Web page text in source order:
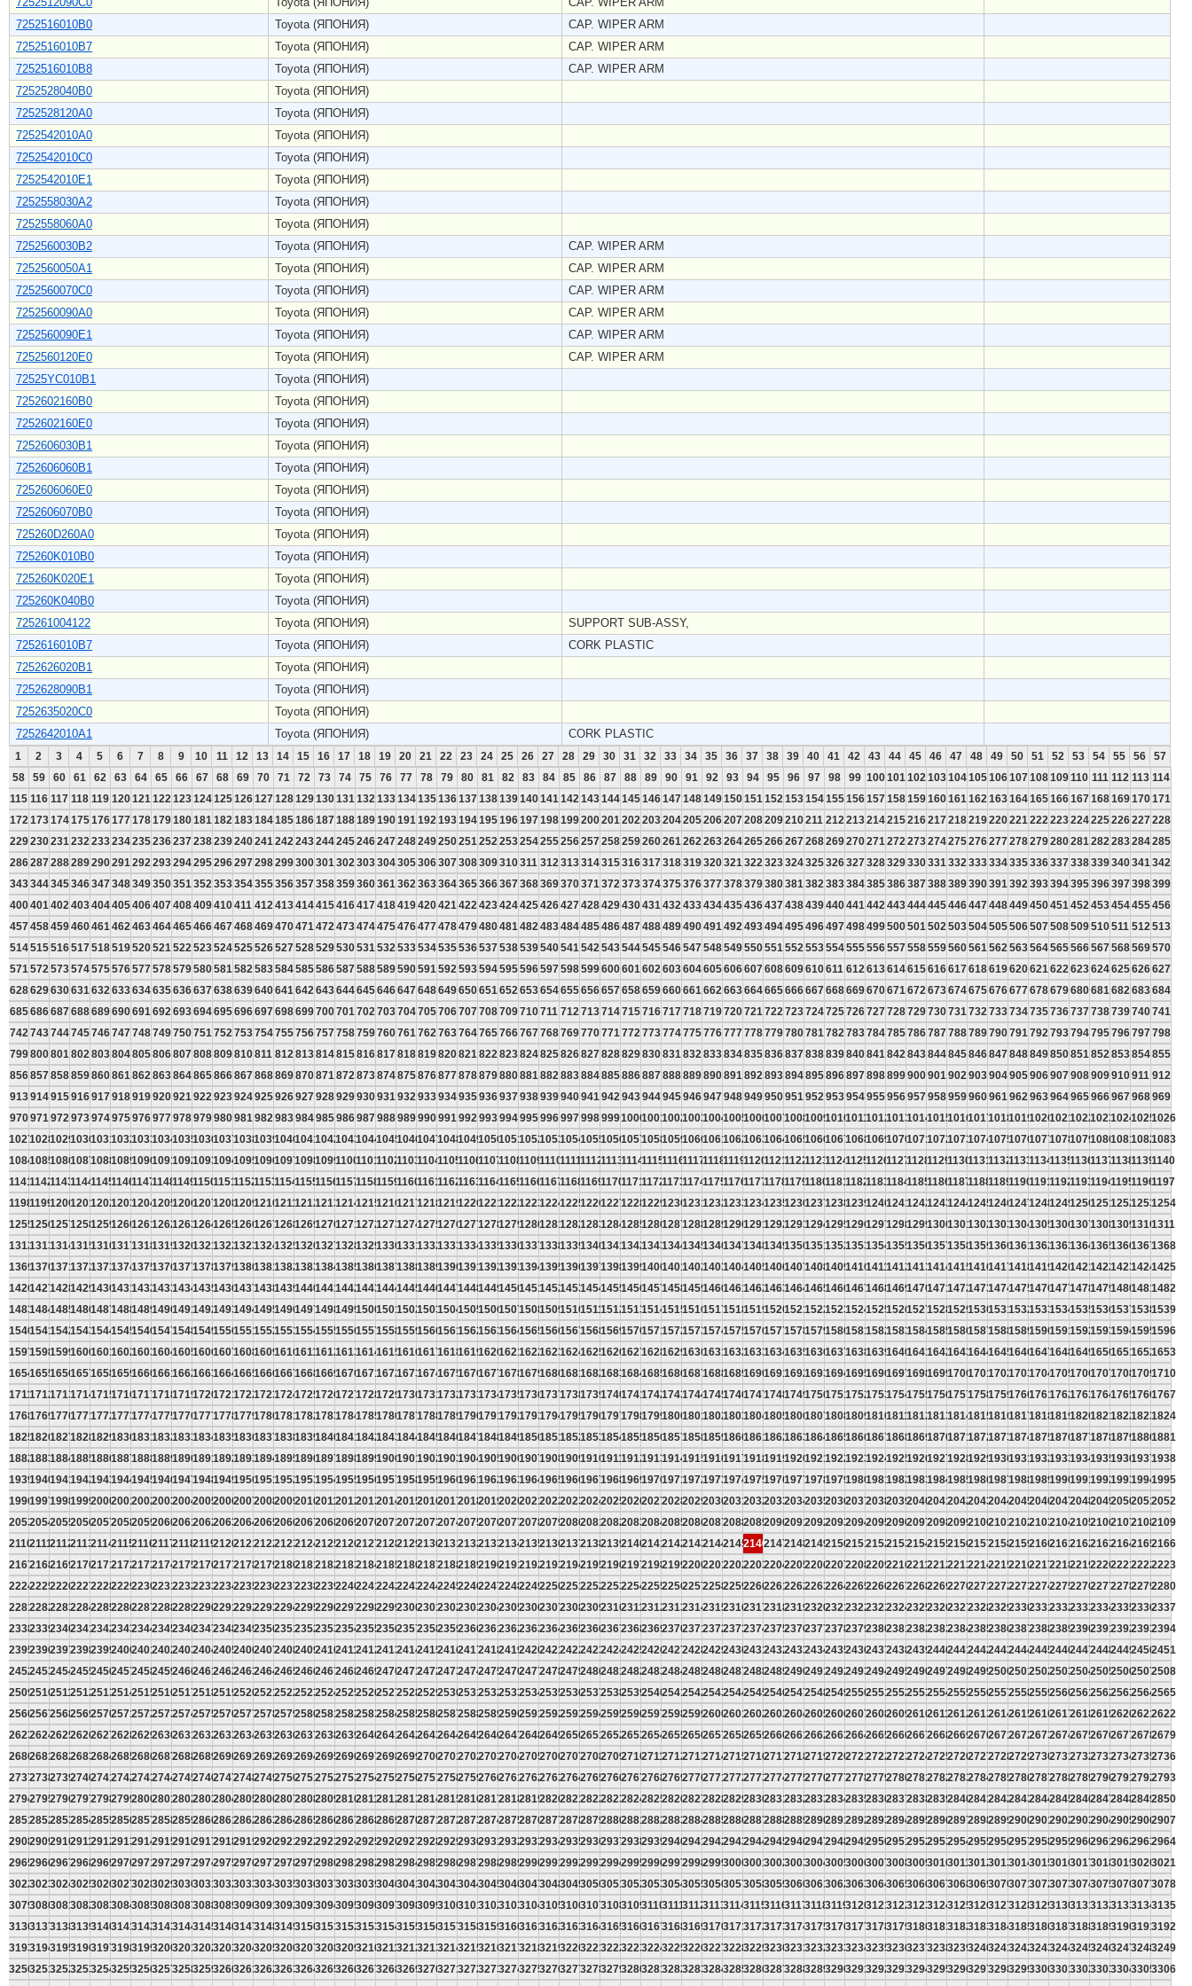
7252516010B0
Toyota (ЯПОНИЯ)
CAP. WIPER ARM
7252516010B7
Toyota (ЯПОНИЯ)
CAP. WIPER ARM
7252516010B8
Toyota (ЯПОНИЯ)
CAP. WIPER ARM
7252528040B0
Toyota (ЯПОНИЯ)
7252528120A0
Toyota (ЯПОНИЯ)
7252542010A0
Toyota (ЯПОНИЯ)
7252542010C0
Toyota (ЯПОНИЯ)
7252542010E1
Toyota (ЯПОНИЯ)
7252558030A2
Toyota (ЯПОНИЯ)
7252558060A0
Toyota (ЯПОНИЯ)
7252560030B2
Toyota (ЯПОНИЯ)
CAP. WIPER ARM
7252560050A1
Toyota (ЯПОНИЯ)
CAP. WIPER ARM
7252560070C0
Toyota (ЯПОНИЯ)
CAP. WIPER ARM
7252560090A0
Toyota (ЯПОНИЯ)
CAP. WIPER ARM
7252560090E1
Toyota (ЯПОНИЯ)
CAP. WIPER ARM
7252560120E0
Toyota (ЯПОНИЯ)
CAP. WIPER ARM
72525YC010B1
Toyota (ЯПОНИЯ)
7252602160B0
Toyota (ЯПОНИЯ)
7252602160E0
Toyota (ЯПОНИЯ)
7252606030B1
Toyota (ЯПОНИЯ)
7252606060B1
Toyota (ЯПОНИЯ)
7252606060E0
Toyota (ЯПОНИЯ)
7252606070B0
Toyota (ЯПОНИЯ)
725260D260A0
Toyota (ЯПОНИЯ)
725260K010B0
Toyota (ЯПОНИЯ)
725260K020E1
Toyota (ЯПОНИЯ)
725260K040B0
Toyota (ЯПОНИЯ)
725261004122
Toyota (ЯПОНИЯ)
SUPPORT SUB-ASSY,
7252616010B7
Toyota (ЯПОНИЯ)
CORK PLASTIC
7252626020B1
Toyota (ЯПОНИЯ)
7252628090B1
Toyota (ЯПОНИЯ)
7252635020C0
Toyota (ЯПОНИЯ)
7252642010A1
Toyota (ЯПОНИЯ) CORK PLASTIC
1 2 3 4 5 6 7 8 9 10 11 12 13 14 15 16 17 18 19 20 21 22 23 24 25 26 27 28 29 30 31 32 33 34 35 36 37 38 39 40 41 42 43 44 45 46 47 48 49 50 51 52 53 54 55 56
57
58
59 60 61 62 63 64 65 66 67 68 69 70 71 72 73 74 75 76 77 78 79 80 81 82 83 84 85 86 87 88 89 90 91 92 93 94 95 96 97 98 99 100101 102 103104105106107108109110 111 112 113 114
115 116 117 118 119 120121 122 123124125126127128129130131 132 133134135136137138139140141 142 143144145146147148149150151 152 153154155156157158159160161 162 163164165166167168169170171
172 173174175176177178179180181 182 183184185186187188189190191 192 193194195196197198199200201 202 203204205206207208209210211 212 213214215216217218219220221 222 223224225226227228
229230231 232 233234235236237238239240241 242 243244245246247248249250251 252 253254255256257258259260261 262 263264265266267268269270271 272 273274275276277278279280281 282 283284285
286287288289290291 292 293294295296297298299300301 302 303304305306307308309310311 312 313314315316317318319320321 322 323324325326327328329330331 332 333334335336337338339340341 342
343344345346347348349350351 352 353354355356357358359360361 362 363364365366367368369370371 372 373374375376377378379380381 382 383384385386387388389390391 392 393394395396397398399
400401 402 403404405406407408409410411 412 413414415416417418419420421 422 423424425426427428429430431 432 433434435436437438439440441 442 443444445446447448449450451 452 453454455456
457458459460461 462 463464465466467468469470471 472 473474475476477478479480481 482 483484485486487488489490491 492 493494495496497498499500501 502 503504505506507508509510511 512 513
514515516517518519520521 522 523524525526527528529530531 532 533534535536537538539540541 542 543544545546547548549550551 552 553554555556557558559560561 562 563564565566567568569570
571 572 573574575576577578579580581 582 583584585586587588589590591 592 593594595596597598599600601 602 603604605606607608609610611 612 613614615616617618619620621 622 623624625626627
628629630631 632 633634635636637638639640641 642 643644645646647648649650651 652 653654655656657658659660661 662 663664665666667668669670671 672 673674675676677678679680681 682 683684
685686687688689690691 692 693694695696697698699700701 702 703704705706707708709710711 712 713714715716717718719720721 722 723724725726727728729730731 732 733734735736737738739740741
742 743744745746747748749750751 752 753754755756757758759760761 762 763764765766767768769770771 772 773774775776777778779780781 782 783784785786787788789790791 792 793794795796797798
799800801 802 803804805806807808809810811 812 813814815816817818819820821 822 823824825826827828829830831 832 833834835836837838839840841 842 843844845846847848849850851 852 853854855
856857858859860861 862 863864865866867868869870871 872 873874875876877878879880881 882 883884885886887888889890891 892 893894895896897898899900901 902 903904905906907908909910911 912
913914915916917918919920921 922 923924925926927928929930931 932 933934935936937938939940941 942 943944945946947948949950951 952 953954955956957958959960961 962 963964965966967968969
970971 972 973974975976977978979980981 982 983984985986987988989990991 992 993994995996997998999100010011002100310041005100610071008100910101011101210131014101510161017101810191020102110221023102410251026
102710281029103010311032103310341035103610371038103910401041104210431044104510461047104810491050105110521053105410551056105710581059106010611062106310641065106610671068106910701071107210731074107510761077107810791080108110821083
108410851086108710881089109010911092109310941095109610971098109911001101110211031104110511061107110811091110111111121113111411151116111711181119112011211122112311241125112611271128112911301131113211331134113511361137113811391140
114111421143114411451146114711481149115011511152115311541155115611571158115911601161116211631164116511661167116811691170117111721173117411751176117711781179118011811182118311841185118611871188118911901191119211931194119511961197
119811991200120112021203120412051206120712081209121012111212121312141215121612171218121912201221122212231224122512261227122812291230123112321233123412351236123712381239124012411242124312441245124612471248124912501251125212531254
125512561257125812591260126112621263126412651266126712681269127012711272127312741275127612771278127912801281128212831284128512861287128812891290129112921293129412951296129712981299130013011302130313041305130613071308130913101311
131213131314131513161317131813191320132113221323132413251326132713281329133013311332133313341335133613371338133913401341134213431344134513461347134813491350135113521353135413551356135713581359136013611362136313641365136613671368
136913701371137213731374137513761377137813791380138113821383138413851386138713881389139013911392139313941395139613971398139914001401140214031404140514061407140814091410141114121413141414151416141714181419142014211422142314241425
142614271428142914301431143214331434143514361437143814391440144114421443144414451446144714481449145014511452145314541455145614571458145914601461146214631464146514661467146814691470147114721473147414751476147714781479148014811482
148314841485148614871488148914901491149214931494149514961497149814991500150115021503150415051506150715081509151015111512151315141515151615171518151915201521152215231524152515261527152815291530153115321533153415351536153715381539
154015411542154315441545154615471548154915501551155215531554155515561557155815591560156115621563156415651566156715681569157015711572157315741575157615771578157915801581158215831584158515861587158815891590159115921593159415951596
159715981599160016011602160316041605160616071608160916101611161216131614161516161617161816191620162116221623162416251626162716281629163016311632163316341635163616371638163916401641164216431644164516461647164816491650165116521653
165416551656165716581659166016611662166316641665166616671668166916701671167216731674167516761677167816791680168116821683168416851686168716881689169016911692169316941695169616971698169917001701170217031704170517061707170817091710
171117121713171417151716171717181719172017211722172317241725172617271728172917301731173217331734173517361737173817391740174117421743174417451746174717481749175017511752175317541755175617571758175917601761176217631764176517661767
176817691770177117721773177417751776177717781779178017811782178317841785178617871788178917901791179217931794179517961797179817991800180118021803180418051806180718081809181018111812181318141815181618171818181918201821182218231824
182518261827182818291830183118321833183418351836183718381839184018411842184318441845184618471848184918501851185218531854185518561857185818591860186118621863186418651866186718681869187018711872187318741875187618771878187918801881
188218831884188518861887188818891890189118921893189418951896189718981899190019011902190319041905190619071908190919101911191219131914191519161917191819191920192119221923192419251926192719281929193019311932193319341935193619371938
193919401941194219431944194519461947194819491950195119521953195419551956195719581959196019611962196319641965196619671968196919701971197219731974197519761977197819791980198119821983198419851986198719881989199019911992199319941995
199619971998199920002001200220032004200520062007200820092010201120122013201420152016201720182019202020212022202320242025202620272028202920302031203220332034203520362037203820392040204120422043204420452046204720482049205020512052
205320542055205620572058205920602061206220632064206520662067206820692070207120722073207420752076207720782079208020812082208320842085208620872088208920902091209220932094209520962097209820992100210121022103210421052106210721082109
211021112112211321142115211621172118211921202121212221232124212521262127212821292130213121322133213421352136213721382139214021412142214321442145214621472148214921502151215221532154215521562157215821592160216121622163216421652166
216721682169217021712172217321742175217621772178217921802181218221832184218521862187218821892190219121922193219421952196219721982199220022012202220322042205220622072208220922102211221222132214221522162217221822192220222122222223
222422252226222722282229223022312232223322342235223622372238223922402241224222432244224522462247224822492250225122522253225422552256225722582259226022612262226322642265226622672268226922702271227222732274227522762277227822792280
228122822283228422852286228722882289229022912292229322942295229622972298229923002301230223032304230523062307230823092310231123122313231423152316231723182319232023212322232323242325232623272328232923302331233223332334233523362337
233823392340234123422343234423452346234723482349235023512352235323542355235623572358235923602361236223632364236523662367236823692370237123722373237423752376237723782379238023812382238323842385238623872388238923902391239223932394
239523962397239823992400240124022403240424052406240724082409241024112412241324142415241624172418241924202421242224232424242524262427242824292430243124322433243424352436243724382439244024412442244324442445244624472448244924502451
245224532454245524562457245824592460246124622463246424652466246724682469247024712472247324742475247624772478247924802481248224832484248524862487248824892490249124922493249424952496249724982499250025012502250325042505250625072508
250925102511251225132514251525162517251825192520252125222523252425252526252725282529253025312532253325342535253625372538253925402541254225432544254525462547254825492550255125522553255425552556255725582559256025612562256325642565
256625672568256925702571257225732574257525762577257825792580258125822583258425852586258725882589259025912592259325942595259625972598259926002601260226032604260526062607260826092610261126122613261426152616261726182619262026212622
262326242625262626272628262926302631263226332634263526362637263826392640264126422643264426452646264726482649265026512652265326542655265626572658265926602661266226632664266526662667266826692670267126722673267426752676267726782679
268026812682268326842685268626872688268926902691269226932694269526962697269826992700270127022703270427052706270727082709271027112712271327142715271627172718271927202721272227232724272527262727272827292730273127322733273427352736
273727382739274027412742274327442745274627472748274927502751275227532754275527562757275827592760276127622763276427652766276727682769277027712772277327742775277627772778277927802781278227832784278527862787278827892790279127922793
279427952796279727982799280028012802280328042805280628072808280928102811281228132814281528162817281828192820282128222823282428252826282728282829283028312832283328342835283628372838283928402841284228432844284528462847284828492850
285128522853285428552856285728582859286028612862286328642865286628672868286928702871287228732874287528762877287828792880288128822883288428852886288728882889289028912892289328942895289628972898289929002901290229032904290529062907
290829092910291129122913291429152916291729182919292029212922292329242925292629272928292929302931293229332934293529362937293829392940294129422943294429452946294729482949295029512952295329542955295629572958295929602961296229632964
296529662967296829692970297129722973297429752976297729782979298029812982298329842985298629872988298929902991299229932994299529962997299829993000300130023003300430053006300730083009301030113012301330143015301630173018301930203021
302230233024302530263027302830293030303130323033303430353036303730383039304030413042304330443045304630473048304930503051305230533054305530563057305830593060306130623063306430653066306730683069307030713072307330743075307630773078
307930803081308230833084308530863087308830893090309130923093309430953096309730983099310031013102310331043105310631073108310931103111311231133114311531163117311831193120312131223123312431253126312731283129313031313132313331343135
313631373138313931403141314231433144314531463147314831493150315131523153315431553156315731583159316031613162316331643165316631673168316931703171317231733174317531763177317831793180318131823183318431853186318731883189319031913192
319331943195319631973198319932003201320232033204320532063207320832093210321132123213321432153216321732183219322032213222322332243225322632273228322932303231323232333234323532363237323832393240324132423243324432453246324732483249
325032513252325332543255325632573258325932603261326232633264326532663267326832693270327132723273327432753276327732783279328032813282328332843285328632873288328932903291329232933294329532963297329832993300330133023303330433053306